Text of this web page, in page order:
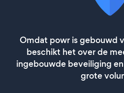
Omdat powr is gebouwd
beschikt het over de
ingebouwde beveiliging
grote